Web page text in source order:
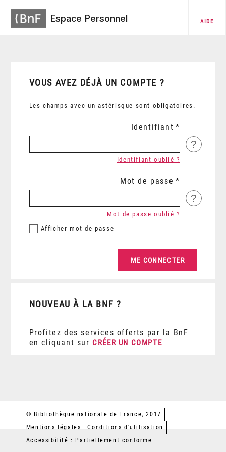
Espace Personnel AIDE
VOUS AVEZ DÉJÀ UN COMPTE ?
Les champs avec un astérisque sont obligatoires.
Identifiant
?
Identifiant oublié ?
Mot de passe
?
Afficher mot de passe
Mot de passe oublié ?
NOUVEAU À LA BNF ?
Profitez des services offerts par la BnF
en cliquant sur CRÉER UN COMPTE
© Bibliothèque nationale de France, 2017
Mentions légales
Conditions d'utilisation
Accessibilité : Partiellement conforme